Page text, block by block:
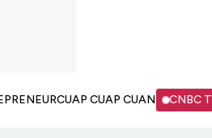
CUAP CUAP CUAN CNBC